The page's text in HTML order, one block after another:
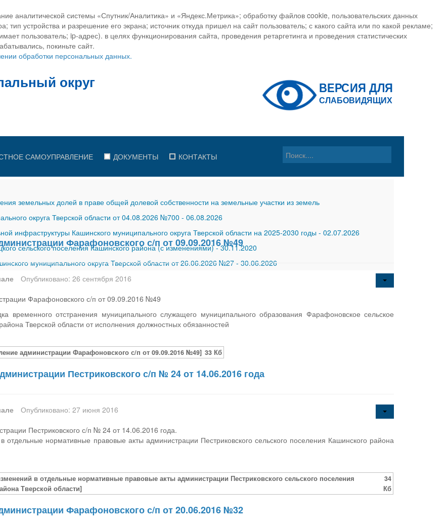
аналитической системы «Спутник/Аналитика» и «Яндекс.Метрика»; обработку файлов cookie, пользовательских данных
устройства и разрешение его экрана; источник откуда пришел на сайт пользователь; с какого сайта или по какой рекламе;
пользователь; ip-адрес). в целях функционирования сайта, проведения ретаргетинга и проведения статистических
покиньте сайт.
обработки персональных данных.
САМОУПРАВЛЕНИЕ ДОКУМЕНТЫ КОНТАКТЫ
земельных долей в праве общей долевой собственности на земельные участки из земель
округа Тверской области от 04.08.2026 №700 - 06.08.2026
инфраструктуры Кашинского муниципального округа Тверской области на 2025-2030 годы - 02.07.2026
сельского поселения Кашинского района (с изменениями)-30.11.2020
муниципального округа Тверской области от 26.06.2026 №27 - 30.06.2026
Фарафоновского с/п от 09.09.2016 №49
Опубликовано: 26 сентября 2016
Фарафоновского с/п от 09.09.2016 №49
временного отстранения муниципального служащего муниципального образования Фарафоновское сельское
Тверской области от исполнения должностных обязанностей
администрации Фарафоновского с/п от 09.09.2016 №49] 33 Кб
Пестриковского с/п № 24 от 14.06.2016 года
Опубликовано: 27 июня 2016
Пестриковского с/п № 24 от 14.06.2016 года.
отдельные нормативные правовые акты администрации Пестриковского сельского поселения Кашинского района
в отдельные нормативные правовые акты администрации Пестриковского сельского поселения
Тверской области]
34
Кб
Фарафоновского с/п от 20.06.2016 №32